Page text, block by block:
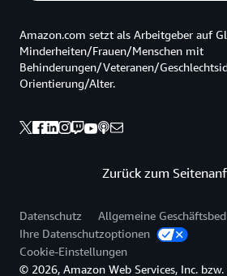
Zurück zum
Amazon.com setzt als Arbeitgeber auf
Minderheiten/Frauen/Menschen mit
Behinderungen/Veteranen/
Orientierung/Alter.
Datenschutz
Allgemeine
Ihre Datenschutzoptionen
Cookie-Einstellungen
© 2026, Amazon Web Services, Inc.